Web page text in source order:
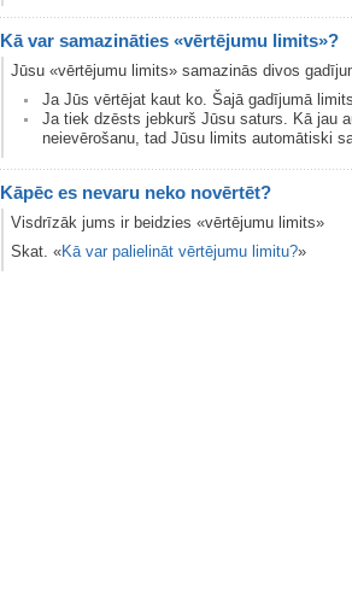
Kā var samazināties «vērtējumu limits»?
Jūsu «vērtējumu limits» samazinās divos
Ja Jūs vērtējat kaut ko. Šajā gadījumā
Ja tiek dzēsts jebkurš Jūsu saturs. Kā jau
neievērošanu, tad Jūsu limits automātiski
Kāpēc es nevaru neko novērtēt?
Visdrīzāk jums ir beidzies «vērtējumu limits»
Skat. «Kā var palielināt vērtējumu limitu?»